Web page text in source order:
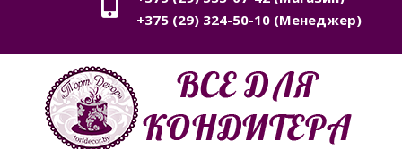
+375 (29) 324-50-10 (Менеджер)